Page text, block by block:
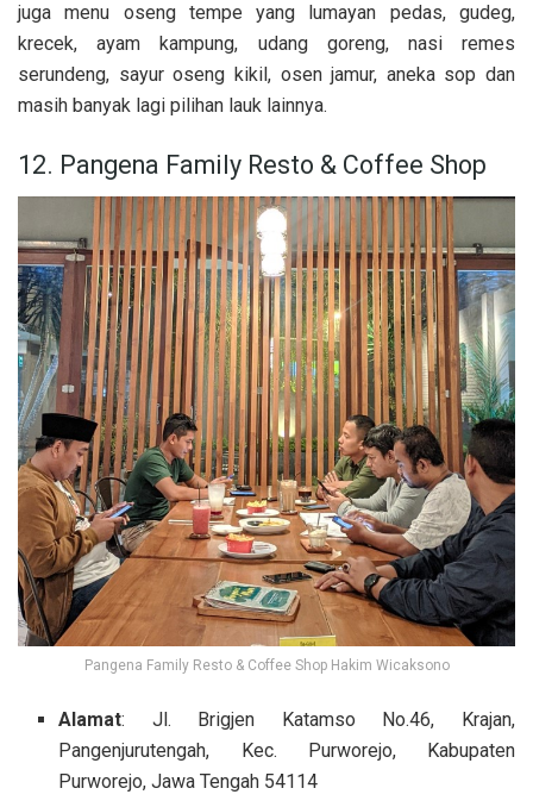
juga menu oseng tempe yang lumayan pedas, gudeg,
krecek, ayam kampung, udang goreng, nasi remes
serundeng, sayur oseng kikil, osen jamur, aneka sop dan
masih banyak lagi pilihan lauk lainnya.
12. Pangena Family Resto & Coffee Shop
Pangena Family Resto & Coffee Shop Hakim Wicaksono
Alamat: Jl. Brigjen Katamso No.46, Krajan,
Pangenjurutengah, Kec. Purworejo, Kabupaten
Purworejo, Jawa Tengah 54114